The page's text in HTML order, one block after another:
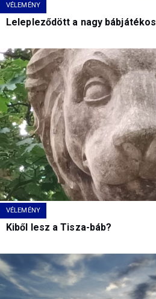
VÉLEMÉNY
Lelepleződött a nagy bábjátékos
VÉLEMÉNY
Kiből lesz a Tisza-báb?